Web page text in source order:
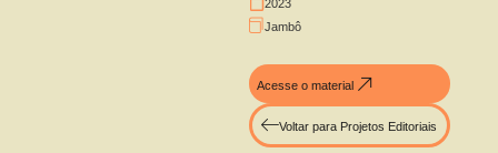
2023
Jambô
Acesse o material
Voltar para Projetos Editoriais